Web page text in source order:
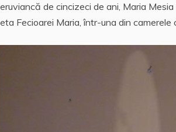
er
st
rt
e
de cincizeci de ani, Maria
Fecioarei Maria, într-una din camerele